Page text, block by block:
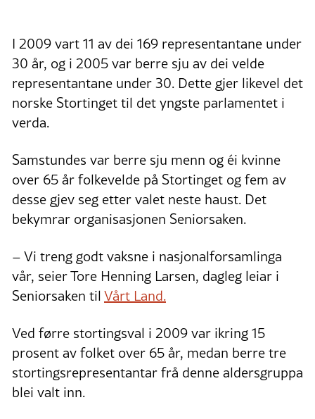
I 2009 vart 11 av dei 169 representantane under
30 år, og i 2005 var berre sju av dei velde
representantane under 30. Dette gjer likevel det
norske Stortinget til det yngste parlamentet i
verda.
Samstundes var berre sju menn og éi kvinne
over 65 år folkevelde på Stortinget og fem av
desse gjev seg etter valet neste haust. Det
bekymrar organisasjonen Seniorsaken.
– Vi treng godt vaksne i nasjonalforsamlinga
vår, seier Tore Henning Larsen, dagleg leiar i
Seniorsaken tilVårt Land.
Ved førre stortingsval i 2009 var ikring 15
prosent av folket over 65 år, medan berre tre
stortingsrepresentantar frå denne aldersgruppa
blei valt inn.